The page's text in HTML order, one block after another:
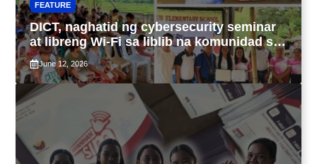
FEATURE
DICT, naghatid ng cybersecurity seminar
at libreng Wi-Fi sa liblib na komunidad sa
Tarlac
June 12, 2026